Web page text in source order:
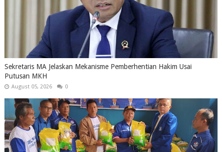
Sekretaris MA Jelaskan Mekanisme Pemberhentian Hakim Usai
Putusan MKH
August 05, 2026 0